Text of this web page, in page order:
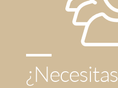
¿Necesitas